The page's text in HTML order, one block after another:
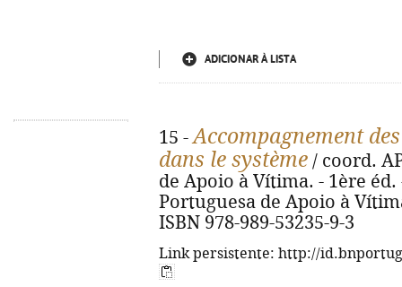
ADICIONAR À LISTA
15 -Accompagnement
dans le système / coord.
de Apoio à Vítima. - 1ère éd.
Portuguesa de Apoio à
ISBN 978-989-53235-9-3
Link persistente: http://